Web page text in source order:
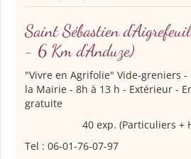
Saint Sébastien
- 6 Km d'Anduze)
"Vivre en Agrifolie" Vide-greniers -
la Mairie - 8h à 13 h - Extérieur -
gratuite
40 exp. (Particuliers +
Tel : 06-01-76-07-97